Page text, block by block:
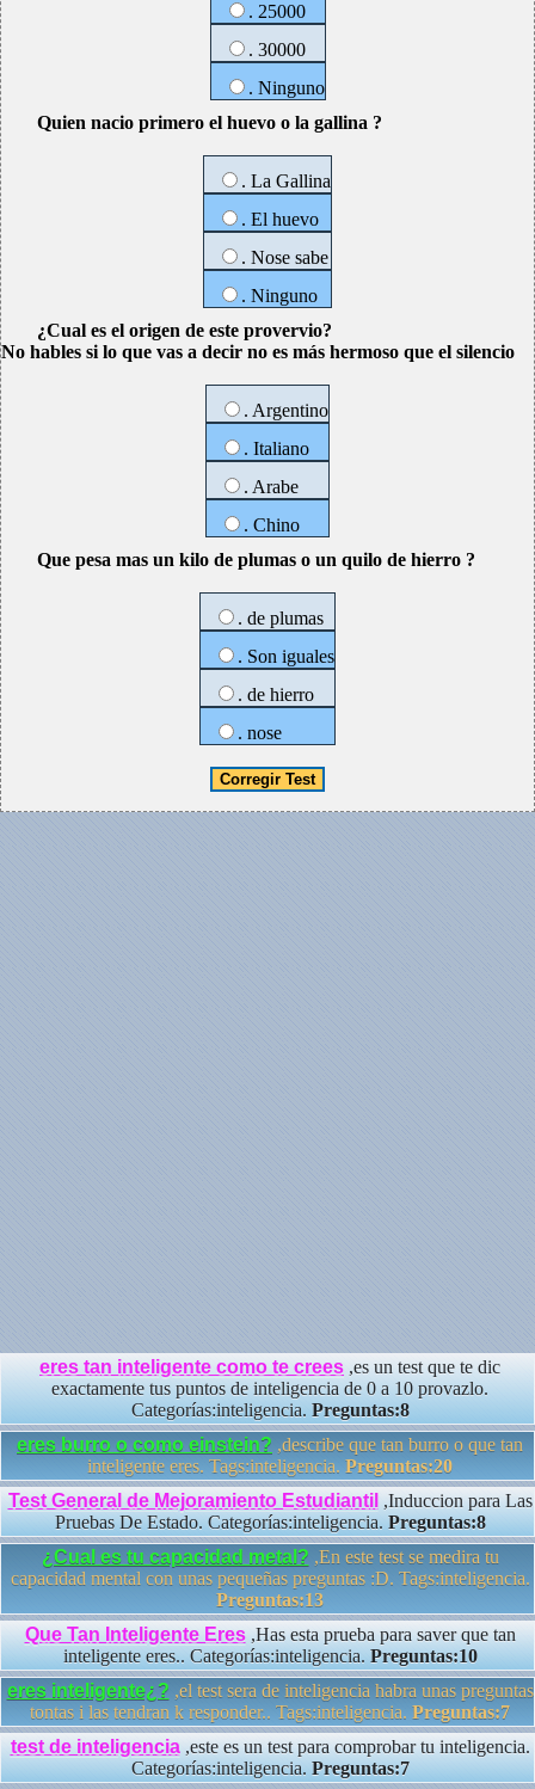
. 25000
. 30000
. Ninguno
Quien nacio primero el huevo o la gallina ?
. La Gallina
. El huevo
. Nose sabe
. Ninguno
¿Cual es el origen de este provervio?
No hables si lo que vas a decir no es más hermoso que el silencio
. Argentino
. Italiano
. Arabe
. Chino
Que pesa mas un kilo de plumas o un quilo de hierro ?
. de plumas
. Son iguales
. de hierro
. nose
eres tan inteligente como te crees ,es un test que te dic
exactamente tus puntos de inteligencia de 0 a 10 provazlo.
Categorías:inteligencia. Preguntas:8
eres burro o como einstein? ,describe que tan burro o que tan
inteligente eres. Tags:inteligencia. Preguntas:20
Test General de Mejoramiento Estudiantil ,Induccion para Las
Pruebas De Estado. Categorías:inteligencia. Preguntas:8
¿Cual es tu capacidad metal? ,En este test se medira tu
capacidad mental con unas pequeñas preguntas :D. Tags:inteligencia.
Preguntas:13
Que Tan Inteligente Eres,Has esta prueba para saver que tan
inteligente eres.. Categorías:inteligencia.Preguntas:10
eres inteligente¿? ,el test sera de inteligencia habra unas preguntas
tontas i las tendran k responder.. Tags:inteligencia. Preguntas:7
test de inteligencia,este es un test para comprobar tu inteligencia.
Categorías:inteligencia. Preguntas:7